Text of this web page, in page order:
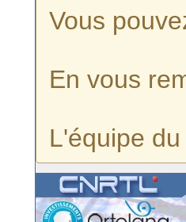
Vous
En vous
L'équipe